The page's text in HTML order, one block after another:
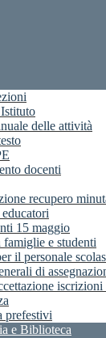
delle attività
docenti
recupero
15 maggio
famiglie e studenti
il personale
di
prefestivi
e Biblioteca